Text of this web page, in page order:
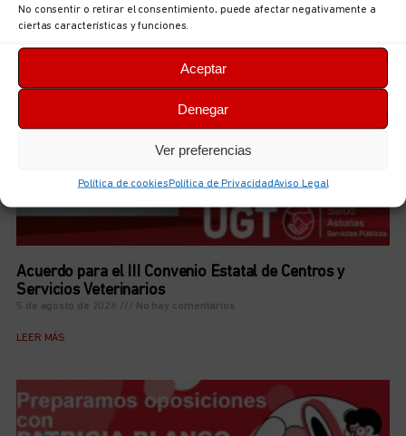
No consentir o retirar el consentimiento, puede afectar negativamente a
ciertas características y funciones.
Aceptar
Denegar
Ver preferencias
Política de cookies Política de PrivacidadAviso Legal
Acuerdo para el III Convenio Estatal de Centros y
Servicios Veterinarios
5 de agosto de 2026 No hay comentarios
LEER MÁS